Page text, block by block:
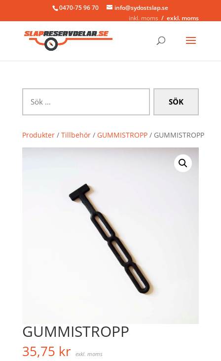
0470-75 96 70
info@sydostslap.se
inkl. moms
exkl. moms
efter:
Produkter/ Tillbehör/ GUMMISTROPP/ GUMMISTROPP
GUMMISTROPP
35,75 kr exkl. moms